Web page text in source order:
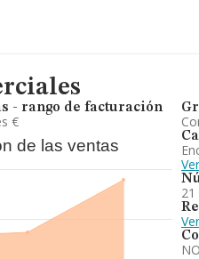
- rango de facturación
€
de las ventas
21
NO